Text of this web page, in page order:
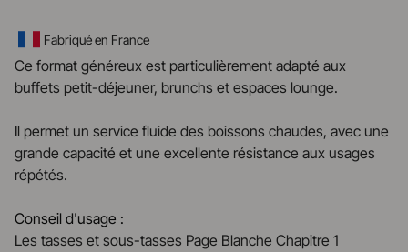
Fabriqué en France
Ce format généreux est particulièrement adapté aux
buffets petit-déjeuner, brunchs et espaces lounge.
Il permet un service fluide des boissons chaudes, avec une
grande capacité et une excellente résistance aux usages
répétés.
Conseil d'usage :
Les tasses et sous-tasses Page Blanche Chapitre 1